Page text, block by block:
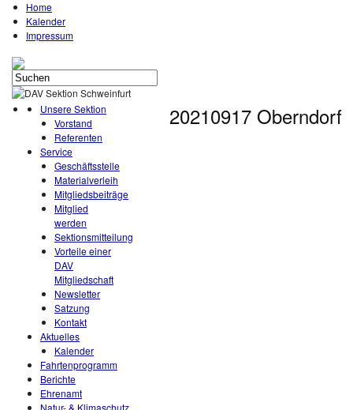
Home
Kalender
Impressum
Unsere Sektion
Vorstand
Referenten
Service
Geschäftsstelle
Materialverleih
Mitgliedsbeiträge
Mitglied
werden
Sektionsmitteilung
Vorteile einer
DAV
Mitgliedschaft
Newsletter
Satzung
Kontakt
Aktuelles
Kalender
Fahrtenprogramm
Berichte
Ehrenamt
Natur- & Klimaschutz
20210917 Oberndorf